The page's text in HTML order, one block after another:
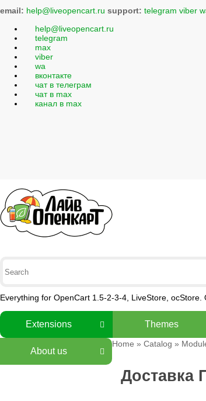
email: help@liveopencart.ru support: telegram viber
help@liveopencart.ru
telegram
max
viber
wa
вконтакте
чат в телеграм
чат в max
канал в max
Everything for OpenCart 1.5-2-3-4, LiveStore,
Extensions Themes
About us
Home » Catalog »
Доставка